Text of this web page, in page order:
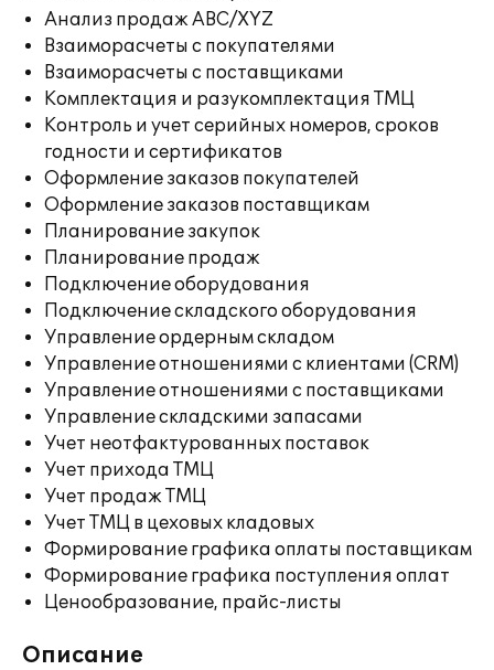
Анализ продаж ABC/XYZ
Взаиморасчеты с покупателями
Взаиморасчеты с поставщиками
Комплектация и разукомплектация ТМЦ
Контроль и учет серийных номеров, сроков
годности и сертификатов
Оформление заказов покупателей
Оформление заказов поставщикам
Планирование закупок
Планирование продаж
Подключение оборудования
Подключение складского оборудования
Управление ордерным складом
Управление отношениями с клиентами (CRM)
Управление отношениями с поставщиками
Управление складскими запасами
Учет неотфактурованных поставок
Учет прихода ТМЦ
Учет продаж ТМЦ
Учет ТМЦ в цеховых кладовых
Формирование графика оплаты поставщикам
Формирование графика поступления оплат
Ценообразование, прайс-листы
Описание